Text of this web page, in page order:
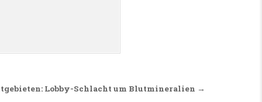
Lobby-Schlacht um Blutmineralien →